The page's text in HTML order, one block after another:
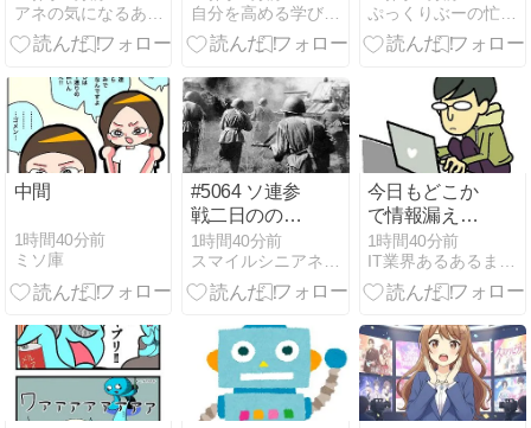
すね
力を持つ者
は、自らの力
か
自分を高める学び研究所 | 自分の価値を高めるための学びに…
中間
1時間40分前
ミソ庫
#5064 ソ連参
戦二日ののち
に夫が呉れし
ナルコンポ
ン・スコポラ
1時間40分前
今日もどこか
で情報漏えい
第51回「2026
年7月の情報
漏えい」三重
シデントを他
山の石として
USB メモリ 1
万個チェック
1時間40分前